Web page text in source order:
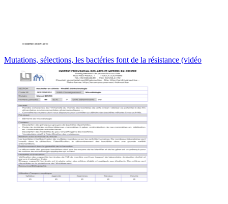
Mutations, sélections, les bactéries font de la résistance (vidéo